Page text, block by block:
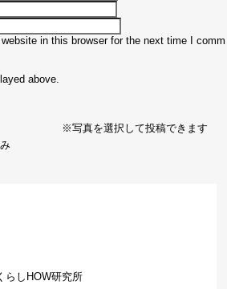
in this browser for the next time I comm
above.
※写真を選択して投稿できます
らしHOW研究所